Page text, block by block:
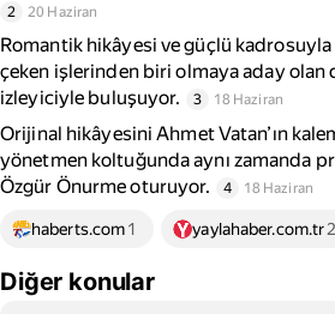
2 20 Haziran
Romantik hikâyesi ve güçlü
çeken işlerinden biri olmaya aday olan
izleyiciyle buluşuyor.
3 18 Haziran
Orijinal hikâyesini Ahmet Vatan’ın
yönetmen koltuğunda aynı zamanda
Özgür Önurme oturuyor.
4 18 Haziran
haberts.com1 yaylahaber.com.tr2
Diğer konular